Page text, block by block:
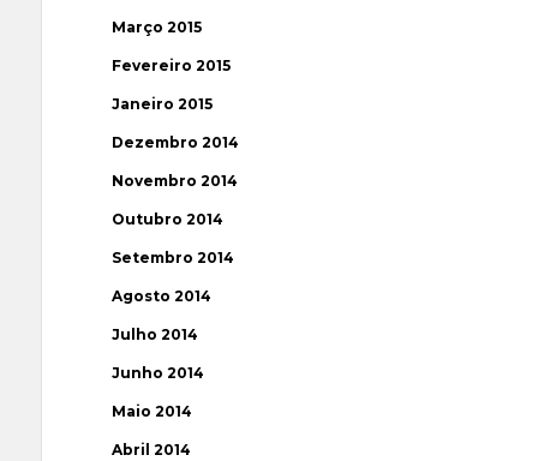
Março 2015
Fevereiro 2015
Janeiro 2015
Dezembro 2014
Novembro 2014
Outubro 2014
Setembro 2014
Agosto 2014
Julho 2014
Junho 2014
Maio 2014
Abril 2014